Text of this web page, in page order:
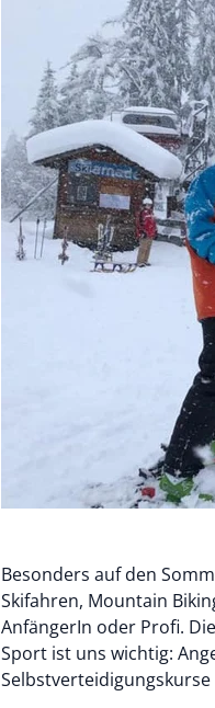
Besonders auf den
Skifahren, Mountain
AnfängerIn oder Profi.
Sport ist uns wichtig: